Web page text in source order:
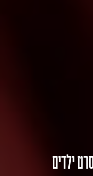
ילדים